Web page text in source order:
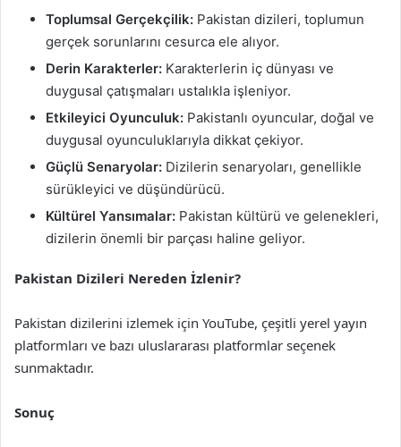
Toplumsal Gerçekçilik: Pakistan dizileri, toplumun
gerçek sorunlarını cesurca ele alıyor.
Derin Karakterler: Karakterlerin iç dünyası ve
duygusal çatışmaları ustalıkla işleniyor.
Etkileyici Oyunculuk: Pakistanlı oyuncular, doğal ve
duygusal oyunculuklarıyla dikkat çekiyor.
Güçlü Senaryolar: Dizilerin senaryoları, genellikle
sürükleyici ve düşündürücü.
Kültürel Yansımalar: Pakistan kültürü ve gelenekleri,
dizilerin önemli bir parçası haline geliyor.
Pakistan Dizileri Nereden İzlenir?
Pakistan dizilerini izlemek için YouTube, çeşitli yerel yayın
platformları ve bazı uluslararası platformlar seçenek
sunmaktadır.
Sonuç